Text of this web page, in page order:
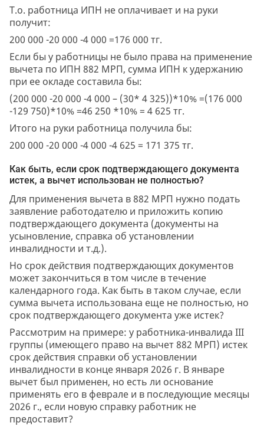
Т.о. работница ИПН не оплачивает и на руки
получит:
200 000 -20 000 -4 000 =176 000 тг.
Если бы у работницы не было права на применение
вычета по ИПН 882 МРП, сумма ИПН к удержанию
при ее окладе составила бы:
(200 000 -20 000 -4 000 – (30* 4 325))*10% =(176 000
-129 750)*10% =46 250 *10% = 4 625 тг.
Итого на руки работница получила бы:
200 000 -20 000 -4 000 -4 625 = 171 375 тг.
Как быть, если срок подтверждающего документа
истек, а вычет использован не полностью?
Для применения вычета в 882 МРП нужно подать
заявление работодателю и приложить копию
подтверждающего документа (документы на
усыновление, справка об установлении
инвалидности и т.д.).
Но срок действия подтверждающих документов
может закончиться в том числе в течение
календарного года. Как быть в таком случае, если
сумма вычета использована еще не полностью, но
срок подтверждающего документа уже истек?
Рассмотрим на примере: у работника-инвалида III
группы (имеющего право на вычет 882 МРП) истек
срок действия справки об установлении
инвалидности в конце января 2026 г. В январе
вычет был применен, но есть ли основание
применять его в феврале и в последующие месяцы
2026 г., если новую справку работник не
предоставит?